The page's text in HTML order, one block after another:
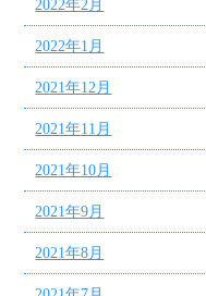
2022年2月
2022年1月
2021年12月
2021年11月
2021年10月
2021年9月
2021年8月